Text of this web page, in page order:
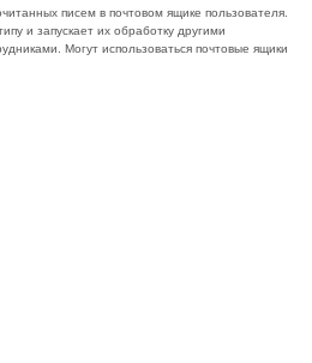
писем в почтовом ящике пользователя.
и запускает их обработку другими
Могут использоваться почтовые ящики